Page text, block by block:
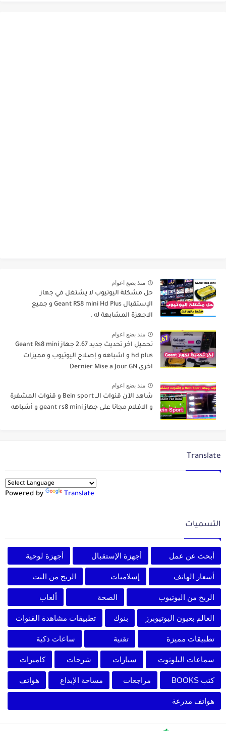
منذ بضع اعوام
حل مشكلة اليوتيوب لا يشتغل في جهاز
الإستقبال Geant RS8 mini Hd Plus و جميع
الاجهزة المشابهة له .
منذ بضع اعوام
تحميل اخر تحديث جديد 2.67 جهاز Geant Rs8 mini
hd plus و اشباهه و إصلاح اليوتيوب و مميزات
اخرى Dernier Mise a Jour GN
منذ بضع اعوام
شاهد الآن قنوات الــ Bein sport و قنوات المشفرة
و الافلام مجانا على جهاز geant rs8 mini و أشباهه
Translate
Powered by Translate
التسميات
أبحث عن عمل أجهزة الإستقبال أجهزة لوحية
أسعار الهاتف إسلاميات الربح من النت
الربح من اليوتيوب الصحة ألعاب
العالم بعيون اليوتيوبرز بنوك تطبيقات مشاهدة القنوات
تطبيقات مميزة تقنية ساعات ذكية
سماعات البلوثوت سيارات شرحات كاميرات
كتب BOOKS مراجعات مساحة الإبداع هواتف
هواتف مدرعة